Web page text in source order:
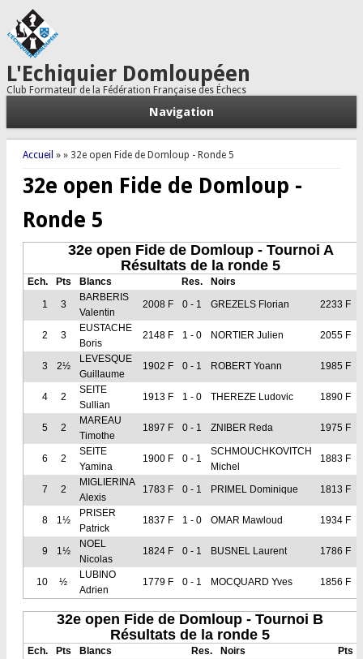
L'Echiquier Domloupéen
Club Formateur de la Fédération Française des Échecs
Navigation
Vous êtes ici
Accueil » » 32e open Fide de Domloup - Ronde 5
32e open Fide de Domloup -
Ronde 5
32e open Fide de Domloup - Tournoi A
Résultats de la ronde 5
Ech. Pts Blancs Res. Noirs
1
3
BARBERIS
Valentin
2008 F 0 - 1 GREZELS Florian 2233 F
2 3
EUSTACHE
Boris
2148 F 1 - 0 NORTIER Julien 2055 F
3 2½
LEVESQUE
Guillaume
1902 F 0 - 1 ROBERT Yoann 1985 F
4 2
SEITE
Sullian
1913 F 1 - 0 THEREZE Ludovic 1890 F
5 2
MAREAU
Timothe
1897 F 0 - 1 ZNIBER Reda 1975 F
6 2
SEITE
Yamina
1900 F 0 - 1
SCHMOUCHKOVITCH
Michel
1883 F
7 2
MIGLIERINA
Alexis
1783 F 0 - 1 PRIMEL Dominique 1813 F
8 1½
PRISER
Patrick
1837 F 1 - 0 OMAR Mawloud 1934 F
9 1½
NOEL
Nicolas
1824 F 0 - 1 BUSNEL Laurent 1786 F
10 ½
LUBINO
Adrien
1779 F 0 - 1 MOCQUARD Yves 1856 F
32e open Fide de Domloup - Tournoi B
Résultats de la ronde 5
Ech. Pts Blancs Res. Noirs Pts